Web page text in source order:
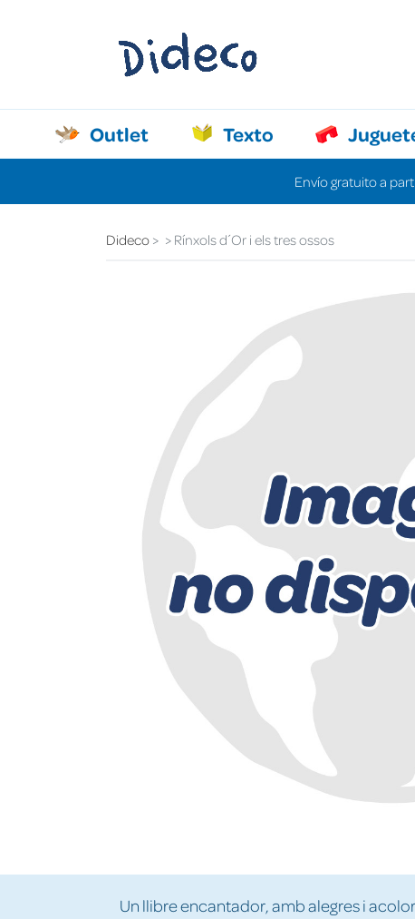
Outlet Texto
Envío gratuito a
Dideco Rínxols d´Or i els tres ossos
Un llibre encantador, amb alegres i